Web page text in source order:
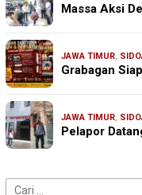
Massa Aksi
JAWA TIMUR
Grabagan
JAWA TIMUR
Pelapor
Cari